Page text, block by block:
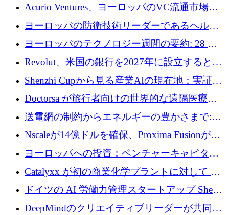
ラットフォームNopanのためにこれまでに720
万ユーロを調達
Acurio Ventures、ヨーロッパのVC流通市場の
流動性を解放するために1億1,500万ユーロの
ファンドを立ち上げる
ヨーロッパの防衛技術リーダーであるヘルシ
ングは、180億ドルの評価額で18億ドルのシリ
ヨーロッパのテクノロジー週間の要約: 28 億
ユーロを超える 70 以上のテクノロジー資金調
Revolut、米国の銀行を2027年に設立すると米
国の社長が語る
Shenzhi Cupから見る産業AIの現在地：実証と
産業実装への道筋
Doctorsa が旅行者向けの世界的な遠隔医療プ
ラットフォームを拡大するために 100 万ユー
ロを調達
送電網の制約からエネルギーの豊かさまで:
Envision の Gobi X がヨーロッパの AI の未来
Nscaleが14億ドルを確保、Proxima Fusionが4
億1,100万ユーロを獲得、Invest EuropeはVCの
ヨーロッパへの投資：ベンチャーキャピタル
が過去2番目に高い水準に到達
Catalyxx が初の商業化学プラントに対して EU
から 2,000 万ユーロ以上の支援を獲得
ドイツの AI 労働力管理スタートアップ Sherpa
がプレシードで 220 万ドルを調達
DeepMindのクリエイティブリーダーが共同設